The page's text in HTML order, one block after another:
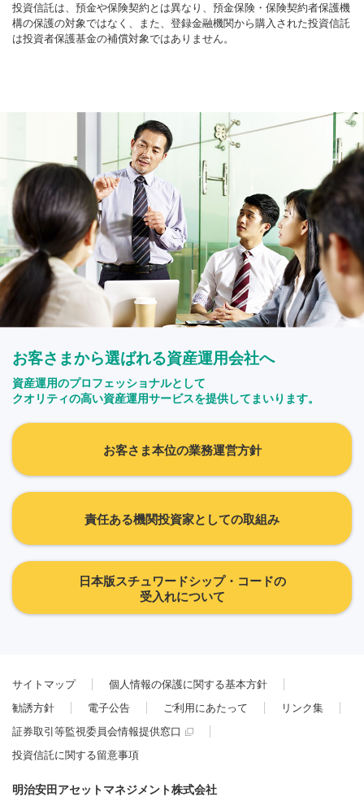
投資信託は、預金や保険契約とは異なり、預金保険・保険契約者保護機
構の保護の対象ではなく、また、登録金融機関から購入された投資信託
は投資者保護基金の補償対象ではありません。
お客さまから選ばれる資産運用会社へ
資産運用のプロフェッショナルとして
クオリティの高い資産運用サービスを提供してまいります。
お客さま本位の業務運営方針
責任ある機関投資家としての取組み
日本版スチュワードシップ・コードの
受入れについて
サイトマップ
個人情報の保護に関する基本方針
勧誘方針
電子公告 ご利用にあたって
リンク集
証券取引等監視委員会情報提供窓口
投資信託に関する留意事項
明治安田アセットマネジメント株式会社